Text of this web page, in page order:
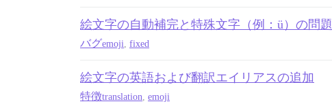
絵文字の自動補完と特殊文字（例：ü）の問題
バグemoji fixed
絵文字の英語および翻訳エイリアスの追加
特徴translation emoji